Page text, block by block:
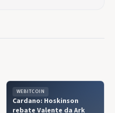
WEBITCOIN
Cardano: Hoskinson
rebate Valente da Ark